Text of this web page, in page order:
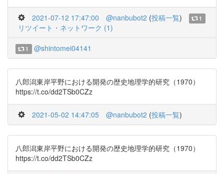
2021-07-12 17:47:00 @nanbubot2 (投稿一覧) 1
リツイート・ネットワーク (1)
1 @shintomei04141
八郎潟東岸平野における開発の歴史地理学的研究（1970）
https://t.co/dd2TSb0CZz
2021-05-02 14:47:05 @nanbubot2 (投稿一覧)
八郎潟東岸平野における開発の歴史地理学的研究（1970）
https://t.co/dd2TSb0CZz